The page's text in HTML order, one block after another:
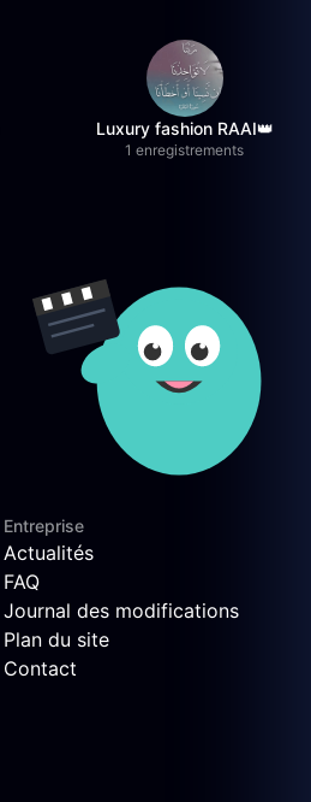
Luxury fashion RAAI👑
1 enregistrements
Entreprise
Actualités
FAQ
Journal des modifications
Plan du site
Contact